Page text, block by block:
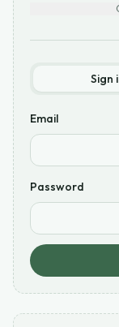
Sign
Email
Password